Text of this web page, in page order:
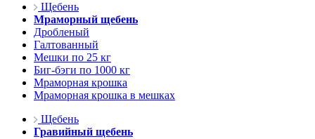
Щебень
Мраморный щебень
Дробленый
Галтованный
Мешки по 25 кг
Биг-бэги по 1000 кг
Мраморная крошка
Мраморная крошка в мешках
Щебень
Гравийный щебень